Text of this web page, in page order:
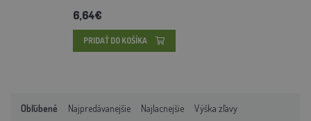
6,64€
PRIDAŤ DO KOŠÍKA
Obľúbené Najpredávanejšie Najlacnejšie Výška zľavy